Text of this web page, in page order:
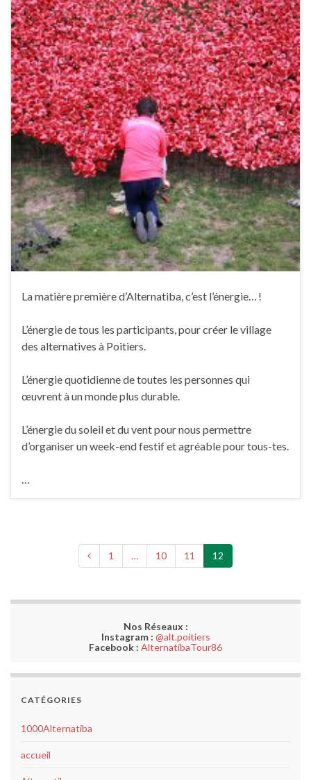
La matière première d’Alternatiba, c’est l’énergie… !
L’énergie de tous les participants, pour créer le village
des alternatives à Poitiers.
L’énergie quotidienne de toutes les personnes qui
œuvrent à un monde plus durable.
L’énergie du soleil et du vent pour nous permettre
d’organiser un week-end festif et agréable pour tous-tes.
1 … 10 11 12
Nos Réseaux :
Instagram : @alt.poitiers
Facebook : AlternatibaTour86
CATÉGORIES
1000Alternatiba
accueil